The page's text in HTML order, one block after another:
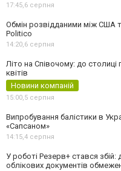
17:45,6 серпня
Обмін розвідданими між США
Politico
14:20,6 серпня
Літо на Співочому: до
квітів
Новини компаній
15:00,5 серпня
Випробування балістики в
«Сапсаном»
14:15,4 серпня
У роботі Резерв+ стався
облікових документів